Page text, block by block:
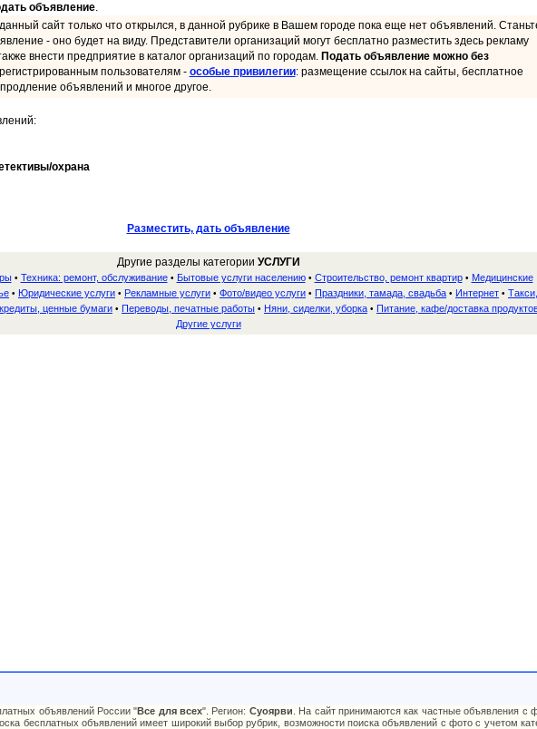
объявление.
сайт только что открылся, в данной рубрике в Вашем городе пока еще нет объявлений.
- оно будет на виду. Представители организаций могут бесплатно разместить здесь рекламу
внести предприятие в каталог организаций по городам. Подать объявление можно без
пользователям - особые привилегии: размещение ссылок на сайты, бесплатное
объявлений и многое другое.
охрана
Разместить, дать объявление
Другие разделы категории УСЛУГИ
• Техника: ремонт, обслуживание• Бытовые услуги населению• Строительство, ремонт квартир• Медицинские
• Юридические услуги • Рекламные услуги • Фото/видео услуги • Праздники, тамада, свадьба • Интернет • Такси,
ценные бумаги • Переводы, печатные работы • Няни, сиделки, уборка • Питание, кафе/доставка
Другие услуги
объявлений России "Все для всех". Регион: Суоярви . На сайт принимаются как частные объявления с
бесплатных объявлений имеет широкий выбор рубрик, возможности поиска объявлений с фото с учетом